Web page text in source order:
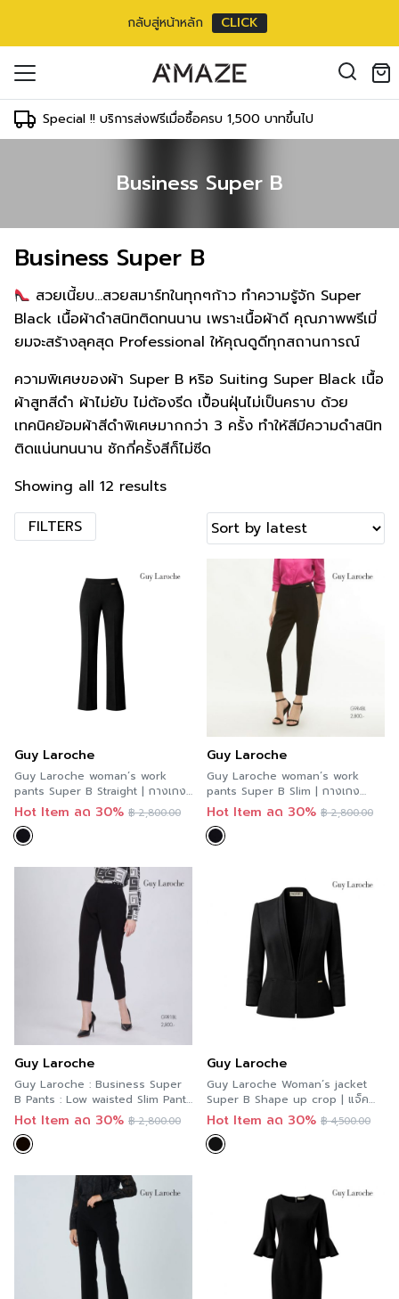
กลับสู่หน้าหลัก CLICK
Special !! บริการส่งฟรีเมื่อซื้อครบ 1,500 บาทขึ้นไป
Business Super B
Business Super B
สวยเนี้ยบ…สวยสมาร์ทในทุกๆก้าว ทำความรู้จัก Super
Black เนื้อผ้าดำสนิทติดทนนาน เพราะเนื้อผ้าดี คุณภาพพรีเมี่
ยมจะสร้างลุคสุด Professional ให้คุณดูดีทุกสถานการณ์
ความพิเศษของผ้า Super B หริอ Suiting Super Black เนื้อ
ผ้าสูทสีดำ ผ้าไม่ยับ ไม่ต้องรีด เปื้อนฝุ่นไม่เป็นคราบ ด้วย
เทคนิคย้อมผ้าสีดำพิเศษมากกว่า 3 ครั้ง ทำให้สีมีความดำสนิท
ติดแน่นทนนาน ซักกี่ครั้งสีก็ไม่ซีด
Showing all 12 results
FILTERS
Guy Laroche
Guy Laroche woman’s work
pants Super B Straight | กางเกง
ทำงานผู้หญิง ขากระบอกเล็ก สีดำ
G9R5BL
Hot Item ลด 30% ฿2,800.00
Guy Laroche
Guy Laroche woman’s work
pants Super B Slim | กางเกง
ทำงานผู้หญิง ขายาว ทรงสลิม สีดำ
G9R4BL
Hot Item ลด 30% ฿2,800.00
Guy Laroche
Guy Laroche : Business Super
B Pants : Low waisted Slim Pants
| กางเกงขากระบอกเล็ก สีดำ
G9R1BL
Hot Item ลด 30% ฿2,800.00
Guy Laroche
Guy Laroche Woman’s jacket
Super B Shape up crop | แจ็ค
เก็ตทำงานผู้หญิง คอวี เข้ารูป แขน
ยาว ทรงครอป สีดำ G9R2BL
Hot Item ลด 30% ฿4,500.00
in the cart.
address*
ข้าสู่ระบบด้วย LINE
คลิกที่นี่เพื่อสมัครสมาชิก
ชี รวมถึงจุดประสงค์อื่นๆ ตาม
ข้าสู่ระบบด้วย LINE